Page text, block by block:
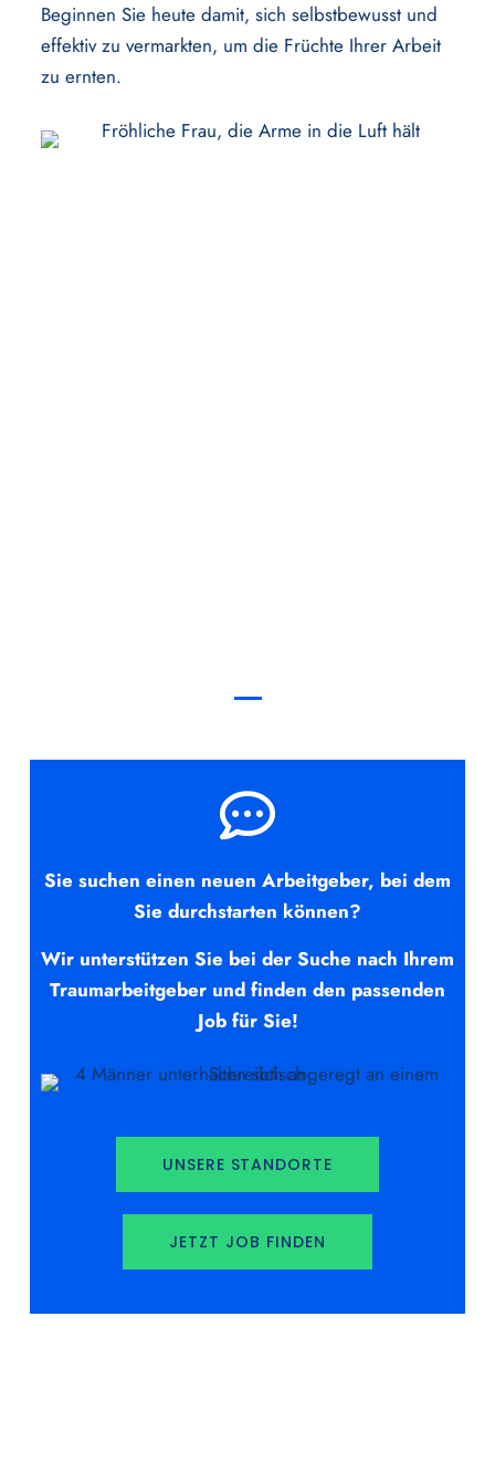
Beginnen Sie heute damit, sich selbstbewusst und
effektiv zu vermarkten, um die Früchte Ihrer Arbeit
zu ernten.
Sie suchen einen neuen Arbeitgeber, bei dem
Sie durchstarten können?
Wir unterstützen Sie bei der Suche nach Ihrem
Traumarbeitgeber und finden den passenden
Job für Sie!
UNSERE STANDORTE
JETZT JOB FINDEN